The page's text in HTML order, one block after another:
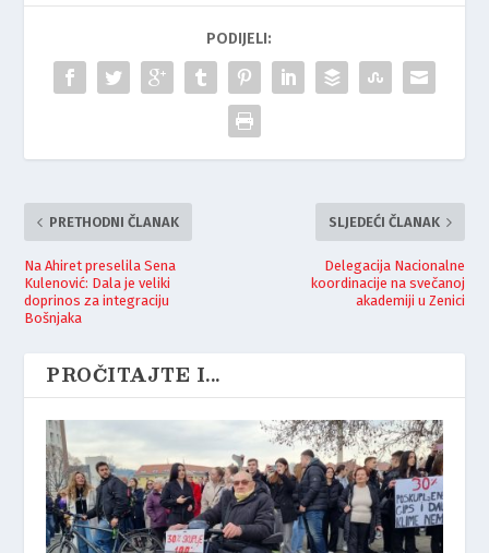
PODIJELI:
PRETHODNI ČLANAK
Na Ahiret preselila Sena
Kulenović: Dala je veliki
doprinos za integraciju
Bošnjaka
SLJEDEĆI ČLANAK
Delegacija Nacionalne
koordinacije na svečanoj
akademiji u Zenici
PROČITAJTE I...